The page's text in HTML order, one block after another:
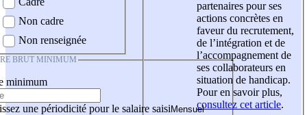
Non cadre
Non renseignée
BRUT MINIMUM
minimum
une périodicité pour le salaire saisi
partenaires pour ses
actions concrètes en
faveur du recrutement,
de l’intégration et de
l’accompagnement de
ses collaborateurs en
situation de handicap.
Pour en savoir plus,
consultez cet article.